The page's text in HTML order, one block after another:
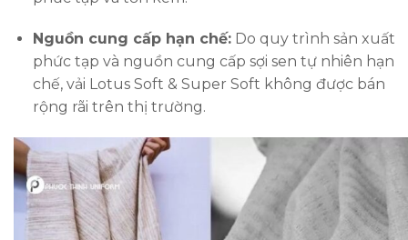
Nguồn cung cấp hạn chế:Do quy trình sản xuất
phức tạp và nguồn cung cấp sợi sen tự nhiên hạn
chế, vải Lotus Soft & Super Soft không được bán
rộng rãi trên thị trường.